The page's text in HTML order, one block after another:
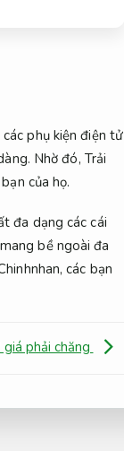
phụ kiện điện tử
Nhờ đó, Trải
của họ.
đa dạng các cái
bề ngoài đa
các bạn
phải chăng